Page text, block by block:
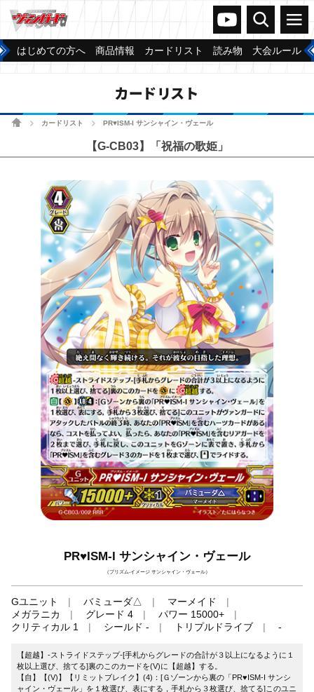
ヴァンガードch
検索 メニュー
はじめての方へ 商品情報 カードリスト 読み物 大会ルール
カードリスト
ホームカードリスト PR♥ISM-I サンシャイン・ヴェール
【G-CB03】「祝福の歌姫」
PR♥ISM-I サンシャイン・ヴェール
（プリズム-イメージ サンシャイン・ヴェール）
Gユニット バミューダ△
マーメイド
メガラニカ
グレード 4
パワー 15000+
クリティカル 1
シールド - トリプルドライブ -
【超越】-ストライドステップ-[手札からグレードの合計が３以上になるように１
枚以上選び、捨てる]裏のこのカードを(V)に【超越】する。
【自】【(V)】【リミットブレイク】(4)：[Ｇゾーンから裏の「PR♥ISM-I サンシ
ャイン・ヴェール」を１枚選び、表にする，手札から３枚選び、捨てる]このユニ